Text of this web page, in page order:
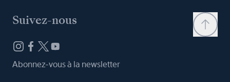
Suivez-nous
Abonnez-vous à la newsletter